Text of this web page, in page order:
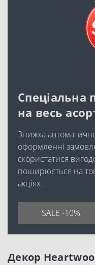
Спеціальна
на весь
Знижка
оформленні
скористатися
поширюється на
акціях.
SALE -10%
Декор